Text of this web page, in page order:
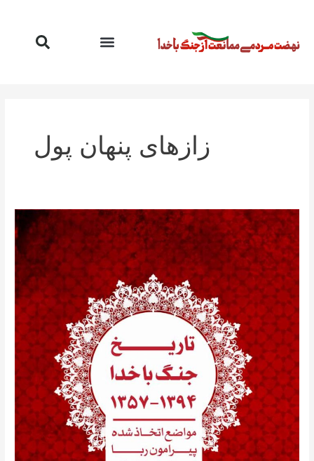
زازهای پنهان پول
تاریخ
جنگ
با
خدا